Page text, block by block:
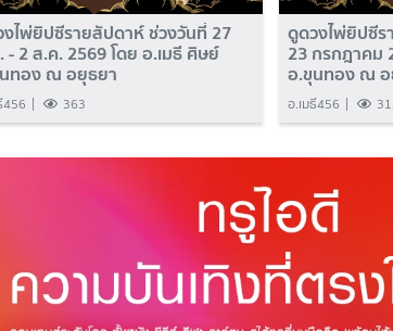
ไพ่ยิปซีรายสัปดาห์ ช่วงวันที่ 27
- 2 ส.ค. 2569 โดย อ.เมธี ศิษย์
ทอง ณ อยุธยา
456 363
ดูดวงไพ่ยิปซี
23 กรกฎาคม
อ.ขุนทอง ณ
อ.เมธี456